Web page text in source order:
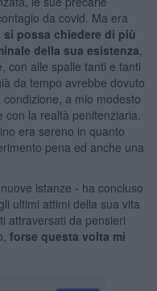
da covid. Ma era
si possa chiedere di più
della sua esistenza
con alle spalle tanti e tanti
da tempo avrebbe dovuto
a mio modesto
la realtà penitenziaria.
era sereno in quanto
pena ed anche una
istanze - ha concluso
ultimi attimi della sua vita
attraversati da pensieri
forse questa volta mi